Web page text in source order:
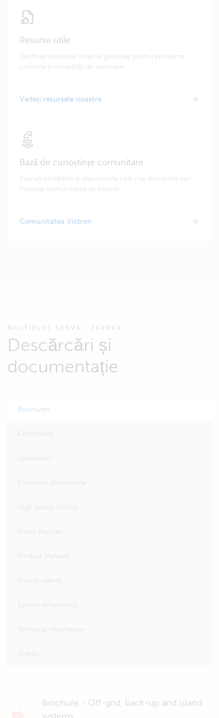
Resurse utile
Verificați resursele noastre generale pentru probleme
comune și modalități de rezolvare.
Vedeți resursele noastre
Bază de cunoștințe comunitare
Scanați întrebările și răspunsurile cele mai frecvente sau
întrebați comunitatea de experți.
Comunitatea Victron
MULTIPLUS 500VA - 1600VA
Descărcări și
documentație
Brochures
Brochure - Off-grid, back-up and island
systems